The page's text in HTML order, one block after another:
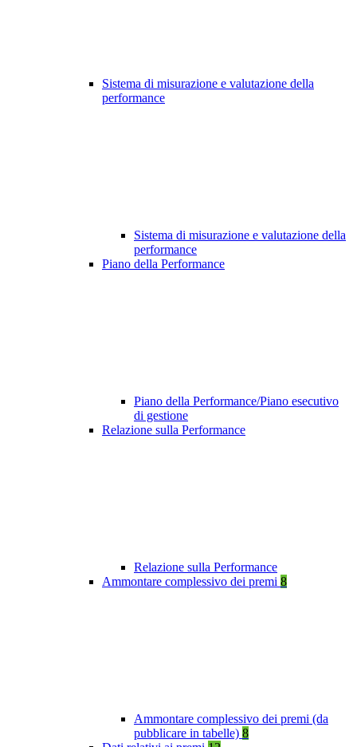
Sistema di misurazione e valutazione della
performance
Sistema di misurazione e valutazione della
performance
Piano della Performance
Piano della Performance/Piano esecutivo
di gestione
Relazione sulla Performance
Relazione sulla Performance
Ammontare complessivo dei premi 8
Ammontare complessivo dei premi (da
pubblicare in tabelle) 8